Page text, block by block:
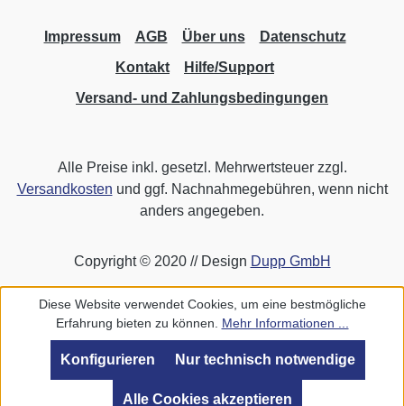
Impressum AGB Über uns
Datenschutz
Kontakt
Hilfe/Support
Versand- und Zahlungsbedingungen
Alle Preise inkl. gesetzl. Mehrwertsteuer zzgl.
Versandkosten und ggf. Nachnahmegebühren, wenn nicht
anders angegeben.
Copyright © 2020 // Design Dupp GmbH
Diese Website verwendet Cookies, um eine bestmögliche
Erfahrung bieten zu können. Mehr Informationen ...
Nur technisch notwendige
Konfigurieren
Alle Cookies akzeptieren